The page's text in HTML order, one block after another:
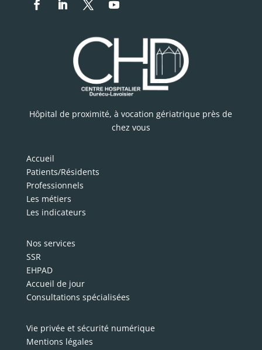
Hôpital de proximité, à vocation gériatrique près de
chez vous
Accueil
Patients/Résidents
Professionnels
Les métiers
Les indicateurs
Nos services
SSR
EHPAD
Accueil de jour
Consultations spécialisées
Vie privée et sécurité numérique
Mentions légales